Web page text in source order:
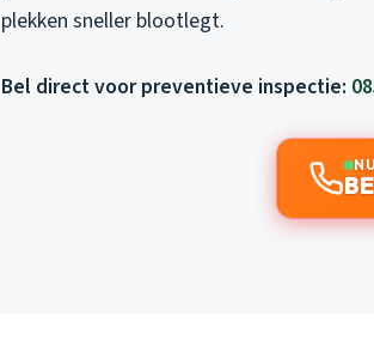
plekken sneller blootlegt.
Bel direct voor preventieve inspectie: